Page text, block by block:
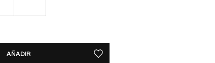
AÑADIR GUARDAR COMO FAVORITO